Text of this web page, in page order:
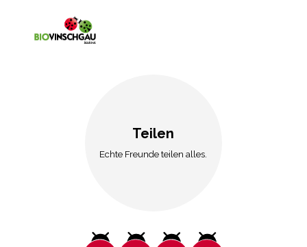
Teilen
Echte Freunde teilen alles.